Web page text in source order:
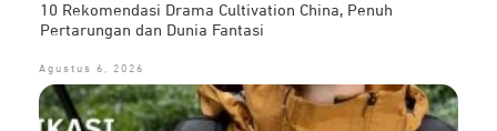
10 Rekomendasi Drama Cultivation China, Penuh
Pertarungan dan Dunia Fantasi
Agustus 6, 2026